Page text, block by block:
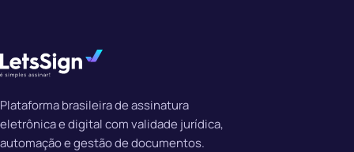
Plataforma brasileira de assinatura
eletrônica e digital com validade jurídica,
automação e gestão de documentos.